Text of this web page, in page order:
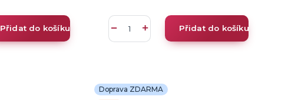
Přidat do košíku Přidat do košíku
Doprava ZDARMA